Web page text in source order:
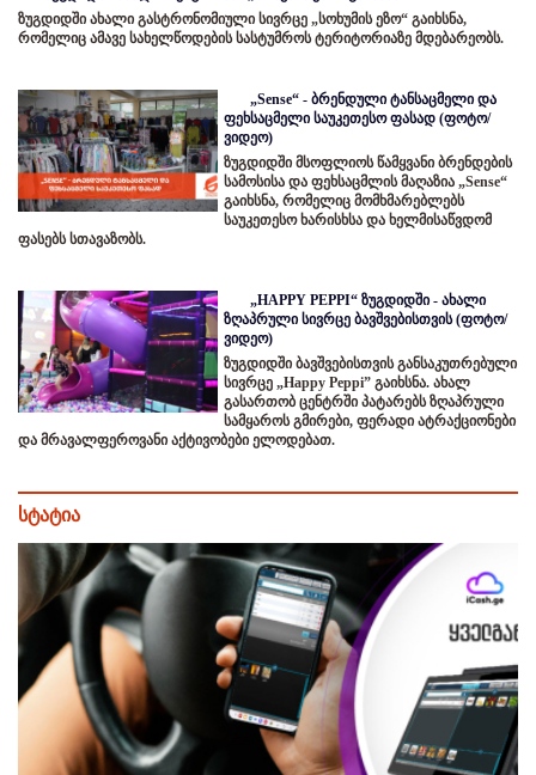
ზუგდიდში ახალი გასტრონომიული სივრცე „სოხუმის ეზო“ გაიხსნა,
რომელიც ამავე სახელწოდების სასტუმროს ტერიტორიაზე მდებარეობს.
„Sense“ - ბრენდული ტანსაცმელი და
ფეხსაცმელი საუკეთესო ფასად (ფოტო/
ვიდეო)
ზუგდიდში მსოფლიოს წამყვანი ბრენდების
სამოსისა და ფეხსაცმლის მაღაზია „Sense“
გაიხსნა, რომელიც მომხმარებლებს
საუკეთესო ხარისხსა და ხელმისაწვდომ
ფასებს სთავაზობს.
„HAPPY PEPPI“ ზუგდიდში - ახალი
ზღაპრული სივრცე ბავშვებისთვის (ფოტო/
ვიდეო)
ზუგდიდში ბავშვებისთვის განსაკუთრებული
სივრცე „Happy Peppi” გაიხსნა. ახალ
გასართობ ცენტრში პატარებს ზღაპრული
სამყაროს გმირები, ფერადი ატრაქციონები
და მრავალფეროვანი აქტივობები ელოდებათ.
სტატია